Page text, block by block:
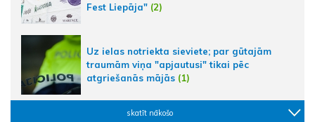
Fest Liepāja" (2)
Uz ielas notriekta sieviete; par gūtajām
traumām viņa "apjautusi" tikai pēc
atgriešanās mājās (1)
skatīt nākošo